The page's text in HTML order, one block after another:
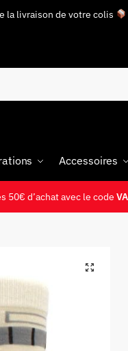
la livraison de votre colis
Accessoires
50€ d’achat avec le code